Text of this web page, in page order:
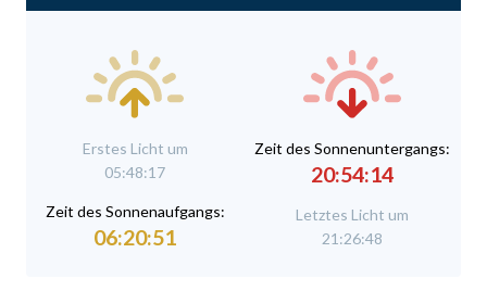
Erstes Licht um
05:48:17
Zeit des Sonnenaufgangs:
06:20:51
Zeit des Sonnenuntergangs:
20:54:14
Letztes Licht um
21:26:48